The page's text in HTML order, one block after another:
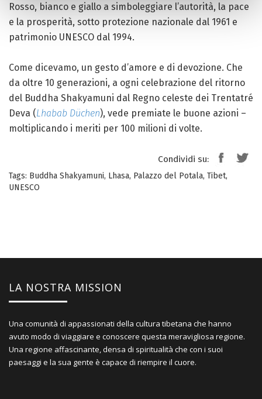
Rosso, bianco e giallo a simboleggiare l’autorità, la pace
e la prosperità, sotto protezione nazionale dal 1961 e
patrimonio UNESCO dal 1994.
Come dicevamo, un gesto d’amore e di devozione. Che
da oltre 10 generazioni, a ogni celebrazione del ritorno
del Buddha Shakyamuni dal Regno celeste dei Trentatré
Deva (Lhabab Düchen), vede premiate le buone azioni –
moltiplicando i meriti per 100 milioni di volte.
Condividi su:
Tags: Buddha Shakyamuni, Lhasa, Palazzo del Potala, Tibet,
UNESCO
LA NOSTRA MISSION
Una comunità di appassionati della cultura tibetana che hanno
avuto modo di viaggiare e conoscere questa meravigliosa regione.
Una regione affascinante, densa di spiritualità che con i suoi
paesaggi e la sua gente è capace di riempire il cuore.